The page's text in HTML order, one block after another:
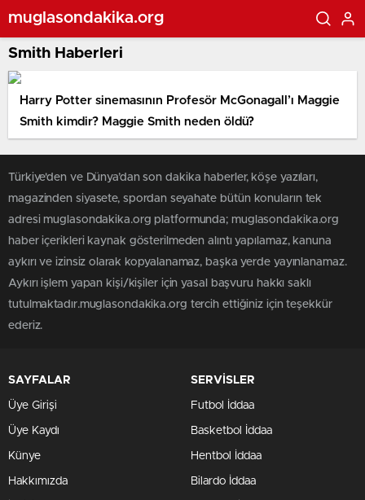
muglasondakika.org
Smith Haberleri
Harry Potter sinemasının Profesör McGonagall’ı Maggie
Smith kimdir? Maggie Smith neden öldü?
Türkiye'den ve Dünya’dan son dakika haberler, köşe yazıları,
magazinden siyasete, spordan seyahate bütün konuların tek
adresi muglasondakika.org platformunda; muglasondakika.org
haber içerikleri kaynak gösterilmeden alıntı yapılamaz, kanuna
aykırı ve izinsiz olarak kopyalanamaz, başka yerde yayınlanamaz.
Aykırı işlem yapan kişi/kişiler için yasal başvuru hakkı saklı
tutulmaktadır.muglasondakika.org tercih ettiğiniz için teşekkür
ederiz.
SAYFALAR
Üye Girişi
Üye Kaydı
Künye
Hakkımızda
SERVİSLER
Futbol İddaa
Basketbol İddaa
Hentbol İddaa
Bilardo İddaa